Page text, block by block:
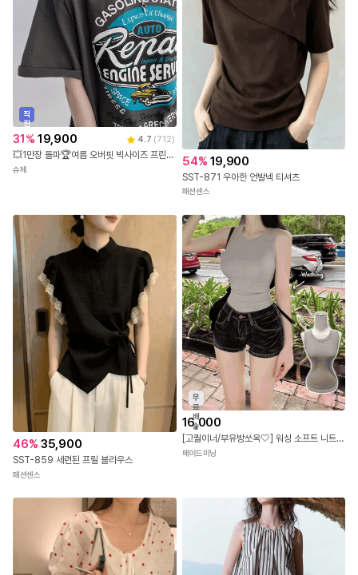
직
진
배
송
31% 19,900 4.7 (712)
💥1만장 돌파🏆여름 오버핏 빅사이즈 프린팅 반팔 티셔츠
슈체
54% 19,900
SST-871 우아한 언발넥 티셔츠
패션센스
46% 35,900
SST-859 세련된 프릴 블라우스
패션센스
무
료
배
송
16,000
[고퀄이너/부유방쏘옥🤍] 워싱 소프트 니트 유넥 라운드넥 굴림 이너 나시 (6colors)
메이드미닝